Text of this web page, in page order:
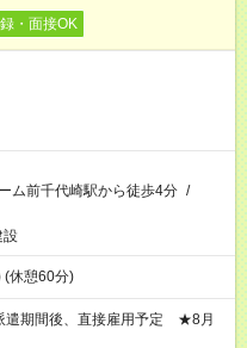
・面接OK
ム前千代崎駅から徒歩4分 /
設
(休憩60分)
遣期間後、直接雇用予定 ★8月